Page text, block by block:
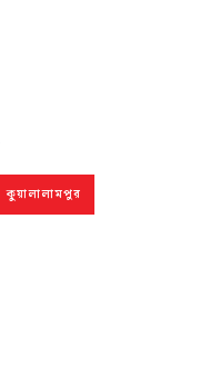
কুয়ালালামপুর